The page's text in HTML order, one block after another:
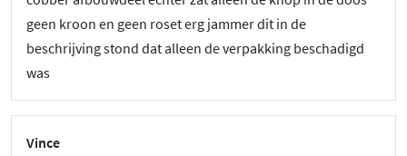
geen kroon en geen roset erg jammer dit in de
beschrijving stond dat alleen de verpakking beschadigd
was
Vince